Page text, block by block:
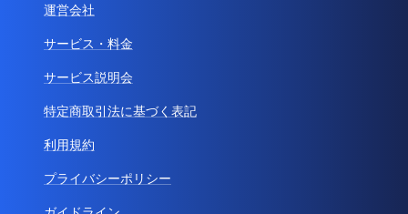
運営会社
サービス・料金
サービス説明会
特定商取引法に基づく表記
利用規約
プライバシーポリシー